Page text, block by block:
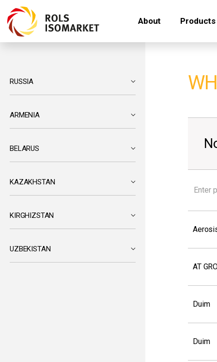
About Products
RUSSIA
ARMENIA
BELARUS
KAZAKHSTAN
KIRGHIZSTAN
UZBEKISTAN
AT
Duim
Duim